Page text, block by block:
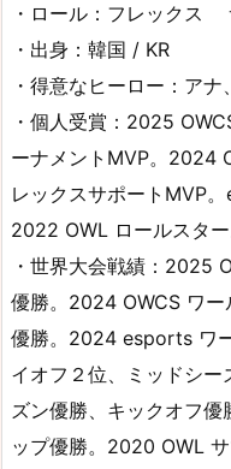
・ロール：フレックス
・出身：韓国 / KR
・得意なヒーロー：ア
・個人受賞：2025
ーナメントMVP。2024
レックスサポートMVP
2022 OWL ロールスタ
・世界大会戦績：2025
優勝。2024 OWCS ワー
優勝。2024 esports ワ
イオフ２位、ミッドシ
ズン優勝、キックオフ
ップ優勝。2020 OWL サ